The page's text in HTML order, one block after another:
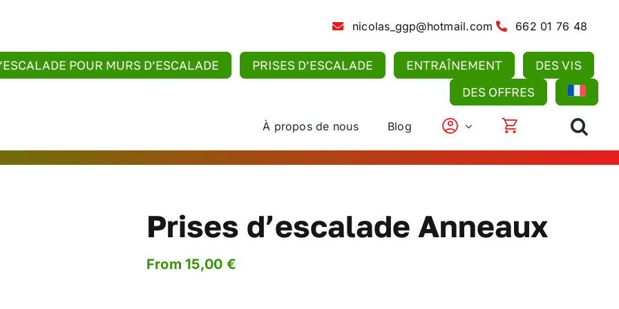
nicolas_ggp@hotmail.com 662 01 76 48
POUR MURS D’ESCALADE PRISES D’ESCALADE ENTRAÎNEMENT
DES VIS
DES OFFRES
À propos de nous Blog
Prises d’escalade Anneaux
From 15,00 €